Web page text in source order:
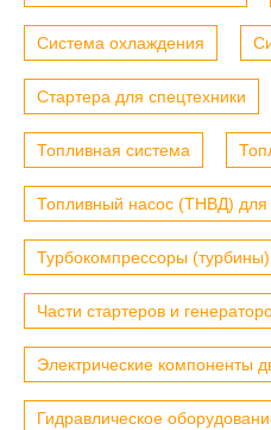
Система охлаждения
Стартера для спецтехники
Топливная система
Топливный насос (ТНВД) для
Турбокомпрессоры (турбины)
Части стартеров и
Электрические компоненты
Гидравлическое